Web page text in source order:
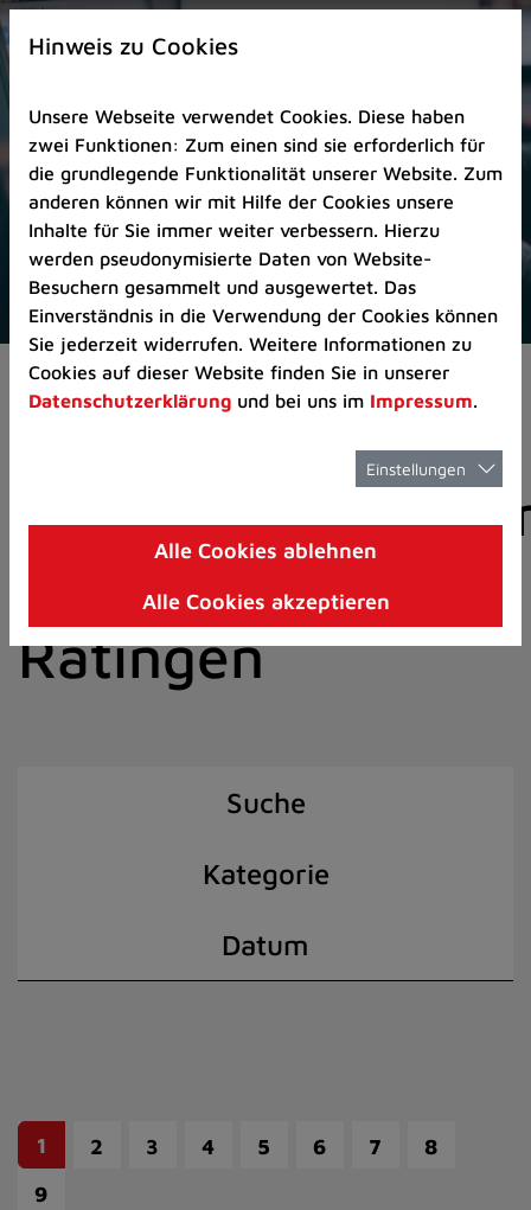
Zur
Startseite
Zum
Seitenanfang
springen
(Schnelltaste
A)
Zur
Navigation/Menü
springen
(Schnelltaste
M)
Zur
8)
I)
Pressemeldungen
der Stadt
Ratingen
Suche
Kategorie
Datum
1 2 3 4 5 6 7
8
9
Hinweis zu Cookies
Unsere Webseite verwendet Cookies. Diese haben
zwei Funktionen: Zum einen sind sie erforderlich für
die grundlegende Funktionalität unserer Website. Zum
anderen können wir mit Hilfe der Cookies unsere
Inhalte für Sie immer weiter verbessern. Hierzu
werden pseudonymisierte Daten von Website-
Besuchern gesammelt und ausgewertet. Das
Einverständnis in die Verwendung der Cookies können
Sie jederzeit widerrufen. Weitere Informationen zu
Cookies auf dieser Website finden Sie in unserer
Datenschutzerklärung und bei uns im Impressum.
Einstellungen
Alle Cookies ablehnen
Alle Cookies akzeptieren